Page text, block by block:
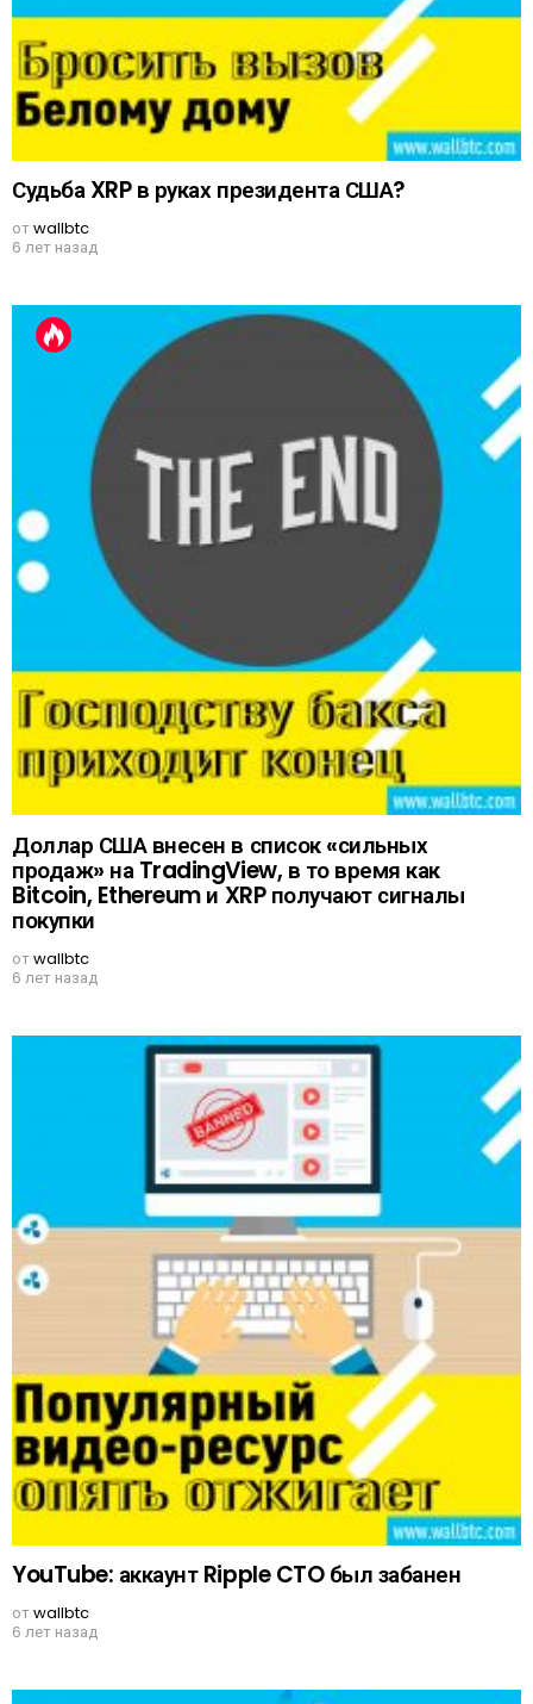
Судьба XRP в руках президента США?
отwallbtc
6 лет назад
Доллар США внесен в список «сильных
продаж» на TradingView, в то время как
Bitcoin, Ethereum и XRP получают сигналы
покупки
отwallbtc
6 лет назад
YouTube: аккаунт Ripple CTO был забанен
отwallbtc
6 лет назад